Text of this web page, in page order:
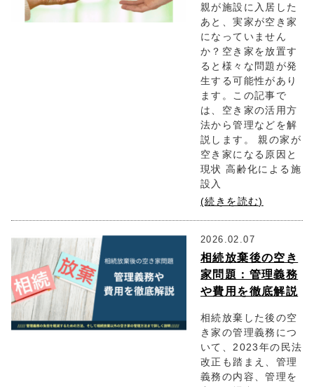
親が施設に入居した
あと、実家が空き家
になっていません
か？空き家を放置す
ると様々な問題が発
生する可能性があり
ます。この記事で
は、空き家の活用方
法から管理などを解
説します。 親の家が
空き家になる原因と
現状 高齢化による施
設入
(続きを読む)
2026.02.07
相続放棄後の空き
家問題：管理義務
や費用を徹底解説
相続放棄した後の空
き家の管理義務につ
いて、2023年の民法
改正も踏まえ、管理
義務の内容、管理を